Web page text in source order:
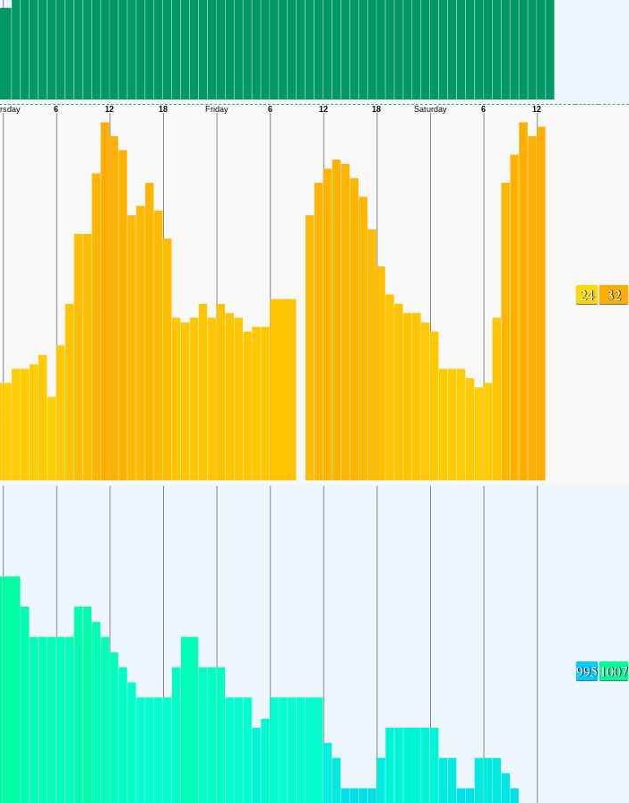
24 32
9951007